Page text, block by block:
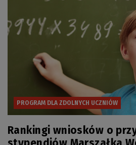
PROGRAM DLA ZDOLNYCH UCZNIÓW
Rankingi wniosków o